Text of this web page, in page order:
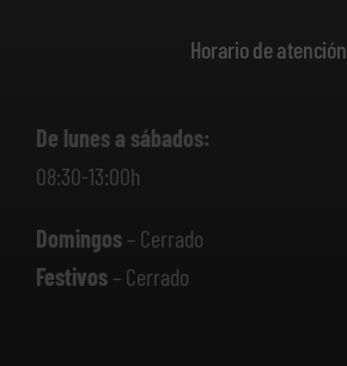
Horario de atención
De lunes a sábados:
08:30-13:00h
Domingos– Cerrado
Festivos– Cerrado